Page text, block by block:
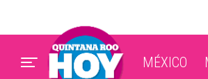
MÉXICO